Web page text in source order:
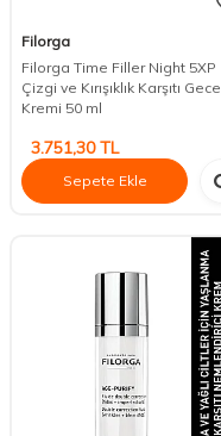
Filorga
Filorga Time Filler Night 5XP
Çizgi ve Kırışıklık Karşıtı Gece
Kremi 50 ml
3.751,30TL
Sepete Ekle